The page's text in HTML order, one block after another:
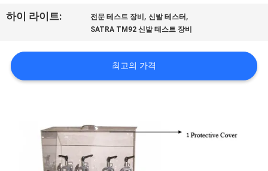
행
품
질
하이 라이트: 전문 테스트 장비 ,신발 테스터 ,
SATRA TM92 신발 테스트 장비
최고의 가격